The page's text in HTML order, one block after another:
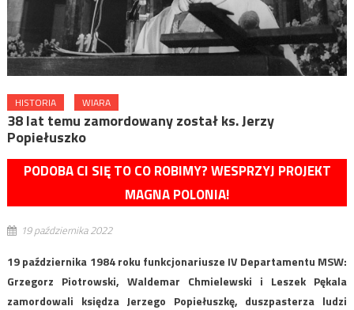
HISTORIA WIARA
38 lat temu zamordowany został ks. Jerzy
Popiełuszko
PODOBA CI SIĘ TO CO ROBIMY? WESPRZYJ PROJEKT
MAGNA POLONIA!
19 października 2022
19 października 1984 roku funkcjonariusze IV Departamentu MSW:
Grzegorz Piotrowski, Waldemar Chmielewski i Leszek Pękala
zamordowali księdza Jerzego Popiełuszkę, duszpasterza ludzi